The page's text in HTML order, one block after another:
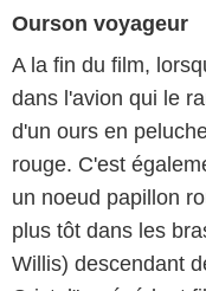
Ourson voyageur
A la fin du film,
dans l'avion qui le
d'un ours en
rouge. C'est
un noeud papillon
plus tôt dans les
Willis) descendant